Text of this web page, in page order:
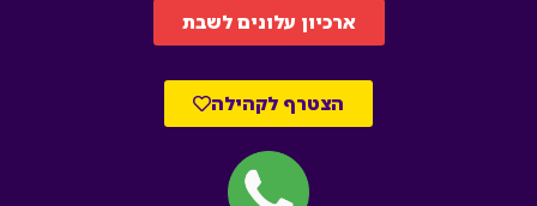
ארכיון עלונים לשבת
הצטרף לקהילה